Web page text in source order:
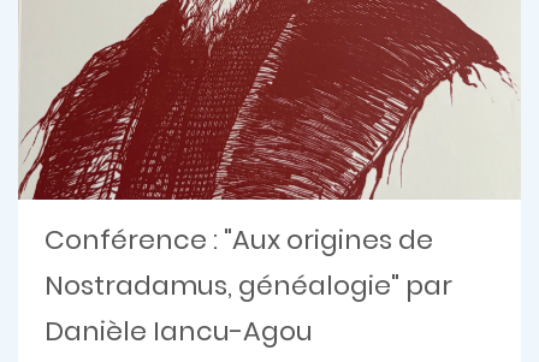
Conférence : "Aux origines de
Nostradamus, généalogie" par
Danièle Iancu-Agou